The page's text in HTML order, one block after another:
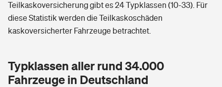
Teilkaskoversicherung gibt es 24 Typklassen (10-33). Für
diese Statistik werden die Teilkaskoschäden
kaskoversicherter Fahrzeuge betrachtet.
Typklassen aller rund 34.000
Fahrzeuge in Deutschland